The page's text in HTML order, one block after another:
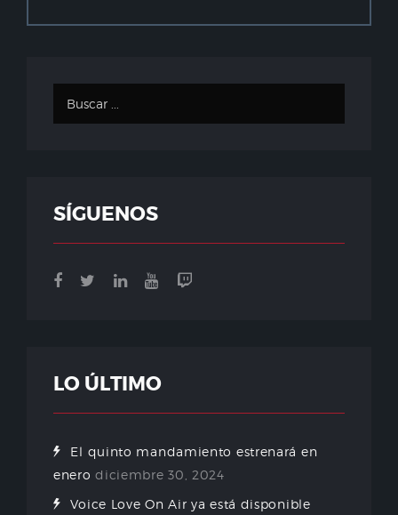
SÍGUENOS
LO ÚLTIMO
El quinto mandamiento estrenará en
enero diciembre 30, 2024
Voice Love On Air ya está disponible